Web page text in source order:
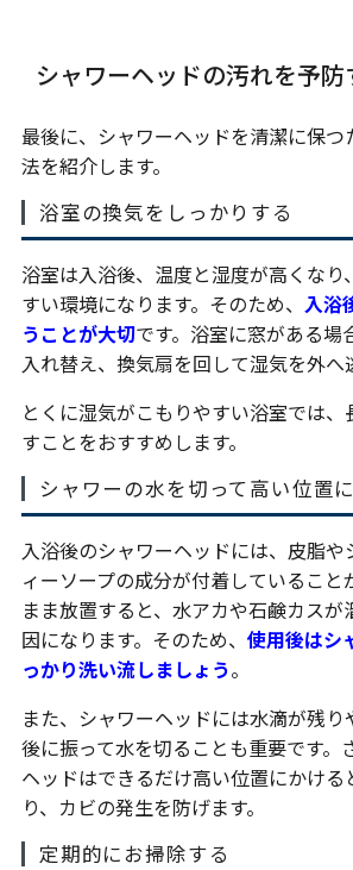
シャワーヘッドの汚れを予防
最後に、シャワーヘッドを清潔に保
法を紹介します。
浴室の換気をしっかりする
浴室は入浴後、温度と湿度が高くなり
すい環境になります。そのため、 入浴
うことが大切です。浴室に窓がある場
入れ替え、換気扇を回して湿気を外へ
とくに湿気がこもりやすい浴室では
すことをおすすめします。
シャワーの水を切って高い位置
入浴後のシャワーヘッドには、皮脂
ィーソープの成分が付着していること
まま放置すると、水アカや石鹸カスが
因になります。そのため、 使用後はシ
っかり洗い流しましょう。
また、シャワーヘッドには水滴が残
後に振って水を切ることも重要です。
ヘッドはできるだけ高い位置にかける
り、カビの発生を防げます。
定期的にお掃除する